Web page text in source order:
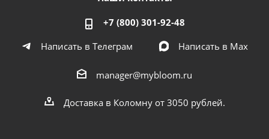
+7 (800) 301-92-48
Написать в Телеграм
Написать в Мах
manager@mybloom.ru
Доставка в Коломну от 3050 рублей.